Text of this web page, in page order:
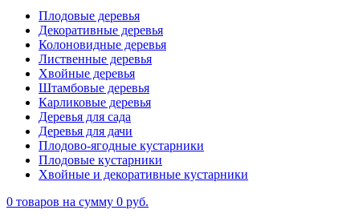
Плодовые деревья
Декоративные деревья
Колоновидные деревья
Лиственные деревья
Хвойные деревья
Штамбовые деревья
Карликовые деревья
Деревья для сада
Деревья для дачи
Плодово-ягодные кустарники
Плодовые кустарники
Хвойные и декоративные кустарники
0 товаров на сумму 0 руб.